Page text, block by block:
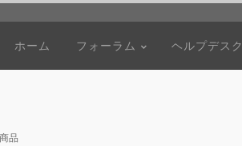
ホーム フォーラム ヘルプデスク
品